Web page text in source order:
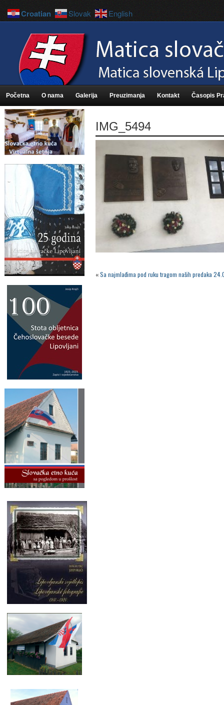
Početna O nama Galerija Preuzimanja Kontakt Časopis
IMG_5494
«Sa najmlađima pod ruku tragom naših predaka
Croatian Slovak English